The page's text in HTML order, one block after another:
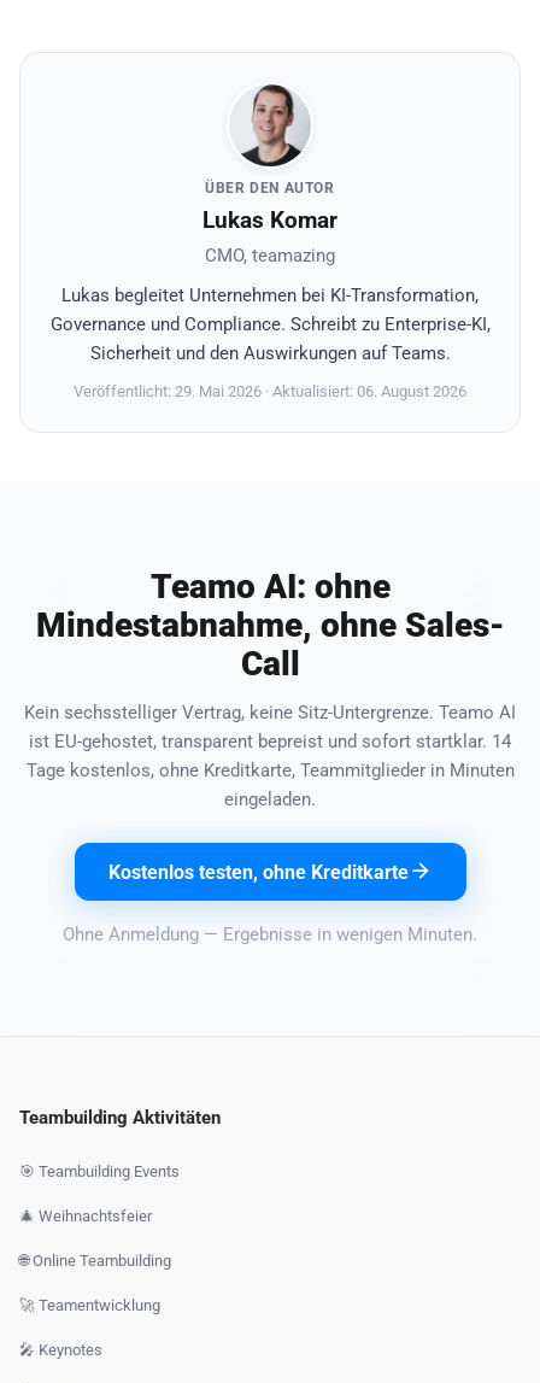
ÜBER DEN AUTOR
Lukas Komar
CMO, teamazing
Lukas begleitet Unternehmen bei KI-Transformation,
Governance und Compliance. Schreibt zu Enterprise-KI,
Sicherheit und den Auswirkungen auf Teams.
Veröffentlicht: 29. Mai 2026 · Aktualisiert: 06. August 2026
Teamo AI: ohne
Mindestabnahme, ohne Sales-
Call
Kein sechsstelliger Vertrag, keine Sitz-Untergrenze. Teamo AI
ist EU-gehostet, transparent bepreist und sofort startklar. 14
Tage kostenlos, ohne Kreditkarte, Teammitglieder in Minuten
eingeladen.
Kostenlos testen, ohne Kreditkarte
Ohne Anmeldung — Ergebnisse in wenigen Minuten.
Teambuilding Aktivitäten
🎯 Teambuilding Events
🎄 Weihnachtsfeier
🌐 Online Teambuilding
🚀 Teamentwicklung
🎤 Keynotes